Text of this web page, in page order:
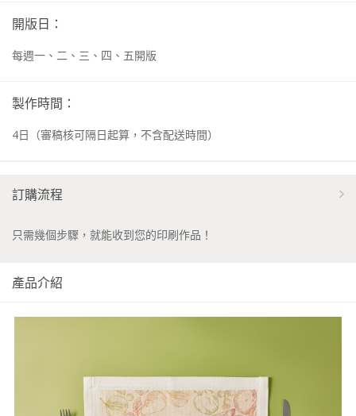
開版日：
每週一、二、三、四、五開版
製作時間：
4日 （審稿核可隔日起算，不含配送時間）
訂購流程
只需幾個步驟，就能收到您的印刷作品！
產品介紹